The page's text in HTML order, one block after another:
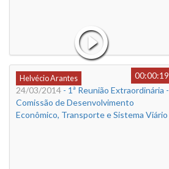
Helvécio Arantes
00:00:19
24/03/2014 - 1ª Reunião Extraordinária -
Comissão de Desenvolvimento
Econômico, Transporte e Sistema Viário